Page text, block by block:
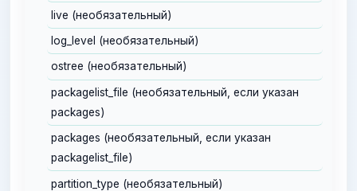
live (необязательный)
log_level (необязательный)
ostree (необязательный)
packagelist_file (необязательный, если указан
packages)
packages (необязательный, если указан
packagelist_file)
partition_type (необязательный)